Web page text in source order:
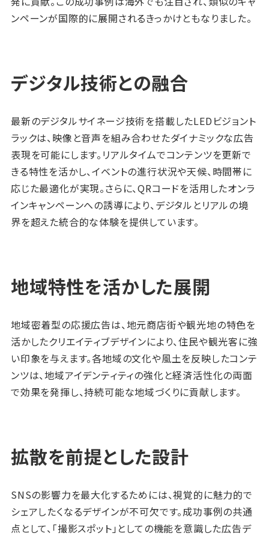
ンペーンが国際的に展開されるきっかけともなりました。
デジタル技術との融合
最新のデジタルサイネージ技術を搭載したLEDビジョント
ラックは、映像と音声を組み合わせたダイナミックな広告
表現を可能にします。リアルタイムでコンテンツを更新で
きる特性を活かし、イベントの進行状況や天候、時間帯に
応じた最適化が実現。さらに、QRコードを活用したオンラ
インキャンペーンへの誘導により、デジタルとリアルの境
界を超えた統合的な体験を提供しています。
地域特性を活かした展開
地域密着型の応援広告は、地元商店街や観光地の特色を
活かしたクリエイティブデザインにより、住民や観光客に強
い印象を与えます。各地域の文化や風土を反映したコンテ
ンツは、地域アイデンティティの強化と経済活性化の両面
で効果を発揮し、持続可能な地域づくりに貢献します。
拡散を前提とした設計
SNSの影響力を最大化するためには、視覚的に魅力的で
シェアしたくなるデザインが不可欠です。成功事例の共通
点として、「撮影スポット」としての機能を意識した広告デ